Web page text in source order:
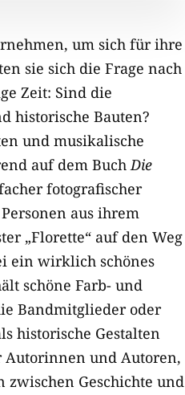
um sich für ihre
sie sich die Frage nach
Zeit: Sind die
historische Bauten?
und musikalische
auf dem BuchDie
fotografischer
aus ihrem
„Florette“ auf den Weg
ein wirklich schönes
schöne Farb- und
Bandmitglieder oder
historische Gestalten
Autorinnen und Autoren,
zwischen Geschichte und